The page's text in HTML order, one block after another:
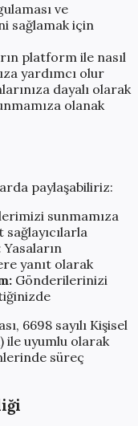
ve
sağlamak için
platform ile nasıl
yardımcı olur
dayalı olarak
olanak
paylaşabiliriz:
sunmamıza
Yasaların
yanıt olarak
Gönderilerinizi
6698 sayılı Kişisel
ile uyumlu olarak
süreç